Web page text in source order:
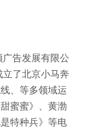
告发展有限公
了北京小马奔
、等多领域运
蜜蜜》、黄渤
特种兵》等电